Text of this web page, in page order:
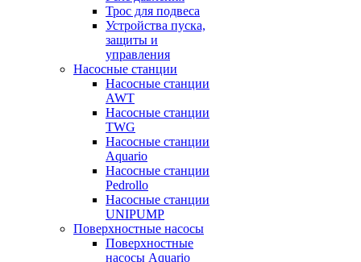
Трос для подвеса
Устройства пуска,
защиты и
управления
Насосные станции
Насосные станции
AWT
Насосные станции
TWG
Насосные станции
Aquario
Насосные станции
Pedrollo
Насосные станции
UNIPUMP
Поверхностные насосы
Поверхностные
насосы Aquario